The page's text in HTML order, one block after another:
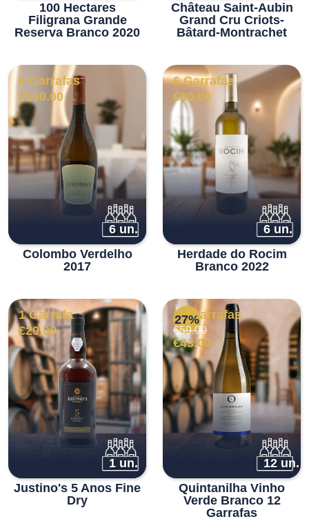
100 Hectares
Filigrana Grande
Reserva Branco 2020
Château Saint-Aubin
Grand Cru Criots-
Bâtard-Montrachet
6 Garrafas
€190.00
6 un.
Colombo Verdelho
2017
6 Garrafas
€80.00
6 un.
Herdade do Rocim
Branco 2022
1 Garrafa
€29.00
1 un.
Justino's 5 Anos Fine
Dry
27%
12 Garrafas
€59.00
O
preço
original
era:
€59.00.
€43.00
O
preço
atual
é:
€43.00.
12 un.
Quintanilha Vinho
Verde Branco 12
Garrafas